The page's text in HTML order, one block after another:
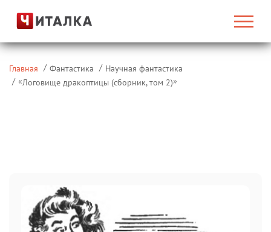
Главная Фантастика
Научная фантастика
«Логовище дракоптицы (сборник, том 2)»